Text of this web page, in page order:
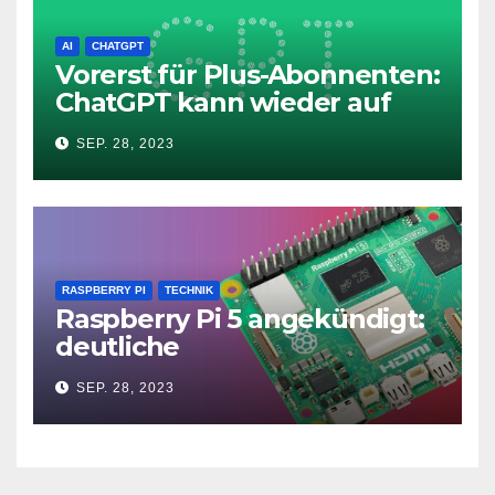
AI CHATGPT
Vorerst für Plus-Abonnenten:
ChatGPT kann wieder auf
das Internet zugreifen
SEP. 28, 2023
RASPBERRY PI TECHNIK
Raspberry Pi 5 angekündigt:
deutliche
Leistungssteigerung und bis
zu 2x 4K60
SEP. 28, 2023